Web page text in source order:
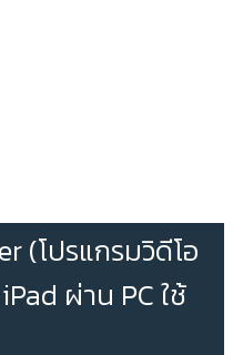
(โปรแกรมวิดีโอ
ผ่าน PC ใช้